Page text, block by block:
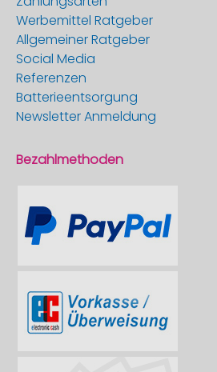
Werbemittel Ratgeber
Allgemeiner Ratgeber
Social Media
Referenzen
Batterieentsorgung
Newsletter Anmeldung
Bezahlmethoden